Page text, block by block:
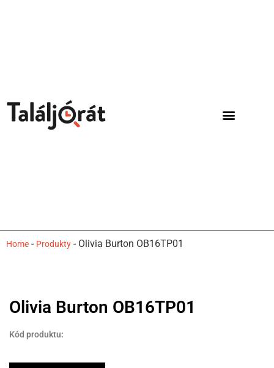
Home - Produkty - Olivia Burton OB16TP01
Olivia Burton OB16TP01
Kód produktu: